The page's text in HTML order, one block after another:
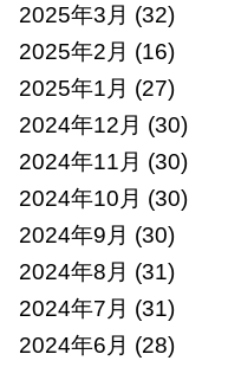
2025年3月 (32)
2025年2月 (16)
2025年1月 (27)
2024年12月 (30)
2024年11月 (30)
2024年10月 (30)
2024年9月 (30)
2024年8月 (31)
2024年7月 (31)
2024年6月 (28)